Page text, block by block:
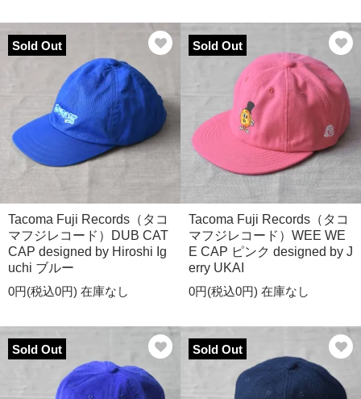
Sold Out
Tacoma Fuji Records（タコ
マフジレコード）DUB CAT
CAP designed by Hiroshi Ig
uchi ブルー
0円(税込0円) 在庫なし
Sold Out
Tacoma Fuji Records（タコ
マフジレコード）WEE WE
E CAP ピンク designed by J
erry UKAI
0円(税込0円) 在庫なし
Sold Out Sold Out